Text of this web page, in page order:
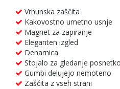
Vrhunska zaščita
Kakovostno umetno usnje
Magnet za zapiranje
Eleganten izgled
Denarnica
Stojalo za gledanje
Gumbi delujejo nemoteno
Zaščita z vseh strani